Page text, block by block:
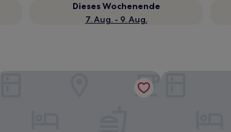
Dieses Wochenende
7. Aug. - 9. Aug.